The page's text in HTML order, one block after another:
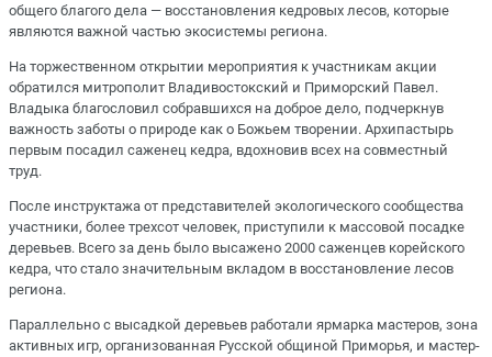
общего благого дела — восстановления кедровых лесов, которые
являются важной частью экосистемы региона.
На торжественном открытии мероприятия к участникам акции
обратился митрополит Владивостокский и Приморский Павел.
Владыка благословил собравшихся на доброе дело, подчеркнув
важность заботы о природе как о Божьем творении. Архипастырь
первым посадил саженец кедра, вдохновив всех на совместный
труд.
После инструктажа от представителей экологического сообщества
участники, более трехсот человек, приступили к массовой посадке
деревьев. Всего за день было высажено 2000 саженцев корейского
кедра, что стало значительным вкладом в восстановление лесов
региона.
Параллельно с высадкой деревьев работали ярмарка мастеров, зона
активных игр, организованная Русской общиной Приморья, и мастер-